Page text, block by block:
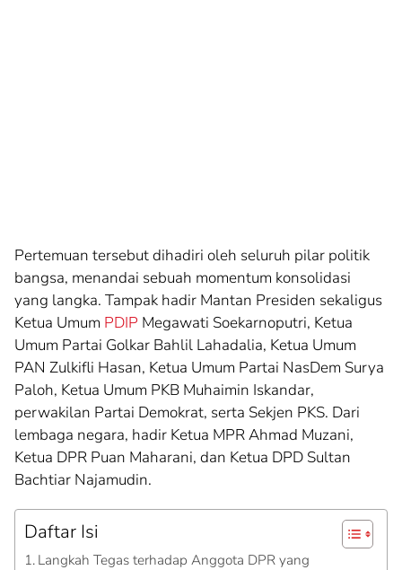
Pertemuan tersebut dihadiri oleh seluruh pilar politik
bangsa, menandai sebuah momentum konsolidasi
yang langka. Tampak hadir Mantan Presiden sekaligus
Ketua Umum PDIP Megawati Soekarnoputri, Ketua
Umum Partai Golkar Bahlil Lahadalia, Ketua Umum
PAN Zulkifli Hasan, Ketua Umum Partai NasDem Surya
Paloh, Ketua Umum PKB Muhaimin Iskandar,
perwakilan Partai Demokrat, serta Sekjen PKS. Dari
lembaga negara, hadir Ketua MPR Ahmad Muzani,
Ketua DPR Puan Maharani, dan Ketua DPD Sultan
Bachtiar Najamudin.
Daftar Isi
Langkah Tegas terhadap Anggota DPR yang